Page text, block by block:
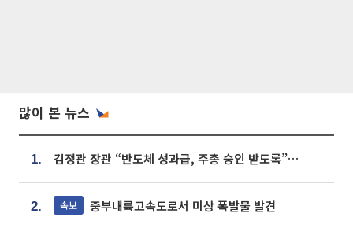
많이 본 뉴스
1. 김정관 장관 “반도체 성과급, 주총 승인 받도록”…상법·자본시장법 개정 시사
2. 속보 중부내륙고속도로서 미상 폭발물 발견